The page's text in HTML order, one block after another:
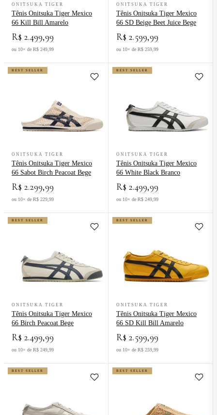
ONITSUKA TIGER
Tênis Onitsuka Tiger Mexico
66 Kill Bill Amarelo
R$ 2.499,99
ou 10× de R$ 249,99
ONITSUKA TIGER
Tênis Onitsuka Tiger Mexico
66 SD Beige Beet Juice Bege
R$ 2.599,99
ou 10× de R$ 259,99
BEST SELLER
ONITSUKA TIGER
Tênis Onitsuka Tiger Mexico
66 Sabot Birch Peacoat Bege
R$ 2.299,99
ou 10× de R$ 229,99
BEST SELLER
ONITSUKA TIGER
Tênis Onitsuka Tiger Mexico
66 White Black Branco
R$ 2.499,99
ou 10× de R$ 249,99
BEST SELLER
ONITSUKA TIGER
Tênis Onitsuka Tiger Mexico
66 Birch Peacoat Bege
R$ 2.499,99
ou 10× de R$ 249,99
BEST SELLER
ONITSUKA TIGER
Tênis Onitsuka Tiger Mexico
66 SD Kill Bill Amarelo
R$ 2.599,99
ou 10× de R$ 259,99
BEST SELLER BEST SELLER